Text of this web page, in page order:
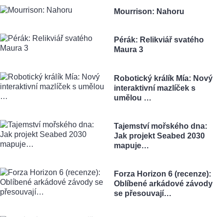
Mourrison: Nahoru
Pérák: Relikviář svatého
Maura 3
Robotický králík Mía: Nový
interaktivní mazlíček s
umělou …
Tajemství mořského dna:
Jak projekt Seabed 2030
mapuje…
Forza Horizon 6 (recenze):
Oblíbené arkádové závody
se přesouvají…